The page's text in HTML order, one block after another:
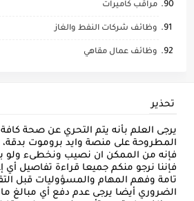
مراقب كاميرات
وظائف شركات النفط والغاز
وظائف عمال مقاهي
تحذير
يرجى العلم بأنه يتم التحري عن صحة كافة
المطروحة على منصة وايد بروموت بدقة،
فإنه من الممكن ان نصيب ونخطىء ولو
فإننا نرجو منكم جميعا قراءة تفاصيل أي
تامة وفهم المهام والمسؤوليات قبل
الضروري أيضا يرجى عدم دفع أي مبالغ